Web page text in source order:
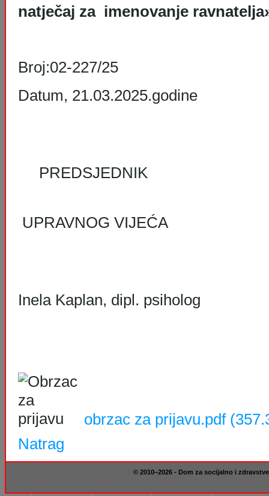
natječaj za imenovanje
Broj:02-
Datum, 21.03.2025.godine
PREDSJEDNIK
UPRAVNOG VIJEĆA
Inela Kaplan, dipl. psiholog
obrzac za prijavu.pdf
Natrag
© 2010–2026 - Dom za socijalno i